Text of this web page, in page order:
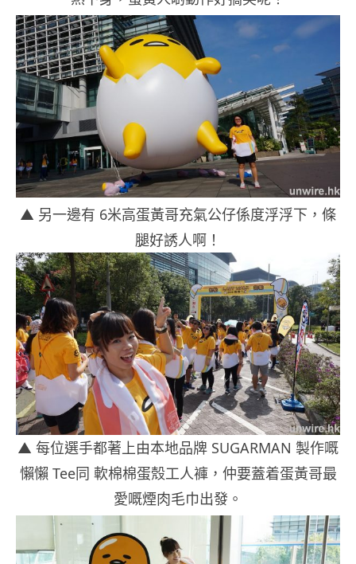
▲ 另一邊有 6米高蛋黃哥充氣公仔係度浮浮下，條
腿好誘人啊！
▲ 每位選手都著上由本地品牌 SUGARMAN 製作嘅
懶懶 Tee同 軟棉棉蛋殼工人褲，仲要蓋着蛋黃哥最
愛嘅煙肉毛巾出發。